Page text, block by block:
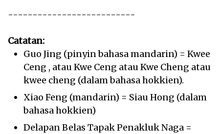
--------------------------
Catatan:
Guo Jing (pinyin bahasa mandarin) = Kwee
Ceng , atau Kwe Ceng atau Kwe Cheng atau
kwee cheng (dalam bahasa hokkien).
Xiao Feng (mandarin) = Siau Hong (dalam
bahasa hokkien)
Delapan Belas Tapak Penakluk Naga =